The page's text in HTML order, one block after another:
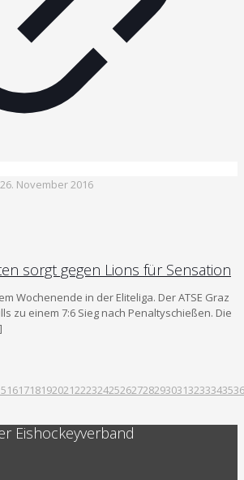
26. November 2016
sorgt gegen Lions für Sensation
Wochenende in der Eliteliga. Der ATSE Graz
zu einem 7:6 Sieg nach Penaltyschießen. Die
161718192021222324252627282930313233343536
Eishockeyverband